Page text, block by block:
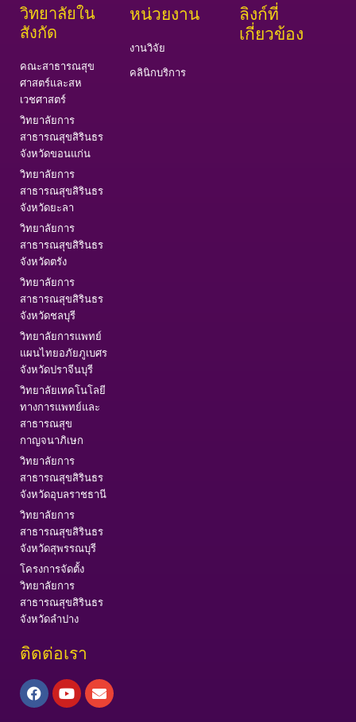
วิทยาลัยใน
สังกัด
คณะสาธารณสุข
ศาสตร์และสห
เวชศาสตร์
วิทยาลัยการ
สาธารณสุขสิรินธร
จังหวัดขอนแก่น
วิทยาลัยการ
สาธารณสุขสิรินธร
จังหวัดยะลา
วิทยาลัยการ
สาธารณสุขสิรินธร
จังหวัดตรัง
วิทยาลัยการ
สาธารณสุขสิรินธร
จังหวัดชลบุรี
วิทยาลัยการแพทย์
แผนไทยอภัยภูเบศร
จังหวัดปราจีนบุรี
วิทยาลัยเทคโนโลยี
ทางการแพทย์และ
สาธารณสุข
กาญจนาภิเษก
วิทยาลัยการ
สาธารณสุขสิรินธร
จังหวัดอุบลราชธานี
วิทยาลัยการ
สาธารณสุขสิรินธร
จังหวัดสุพรรณบุรี
โครงการจัดตั้ง
วิทยาลัยการ
สาธารณสุขสิรินธร
จังหวัดลำปาง
หน่วยงาน
งานวิจัย
คลินิกบริการ
ลิงก์ที่
เกี่ยวข้อง
ติดต่อเรา
Facebook
YoutubeEnvelope